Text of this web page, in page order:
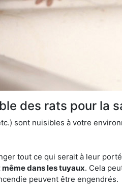
des rats pour la
sont nuisibles à votre
tout ce qui serait à leur
dans les tuyaux. Cela
peuvent être engendrés.